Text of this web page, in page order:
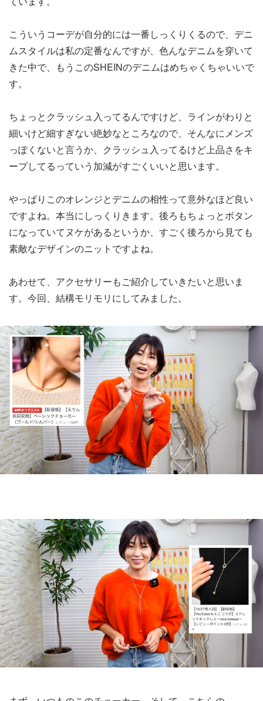
こういうコーデが自分的には一番しっくりくるので、デニ
ムスタイルは私の定番なんですが、色んなデニムを穿いて
きた中で、もうこのSHEINのデニムはめちゃくちゃいいで
す。
ちょっとクラッシュ入ってるんですけど、ラインがわりと
細いけど細すぎない絶妙なところなので、そんなにメンズ
っぽくないと言うか、クラッシュ入ってるけど上品さをキ
ープしてるっていう加減がすごくいいと思います。
やっぱりこのオレンジとデニムの相性って意外なほど良い
ですよね。本当にしっくりきます。後ろもちょっとボタン
になっていてヌケがあるというか、すごく後ろから見ても
素敵なデザインのニットですよね。
あわせて、アクセサリーもご紹介していきたいと思いま
す。今回、結構モリモリにしてみました。